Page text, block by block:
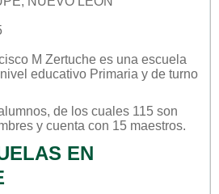
M Zertuche es una escuela
educativo Primaria y de turno
de los cuales 115 son
y cuenta con 15 maestros.
EN